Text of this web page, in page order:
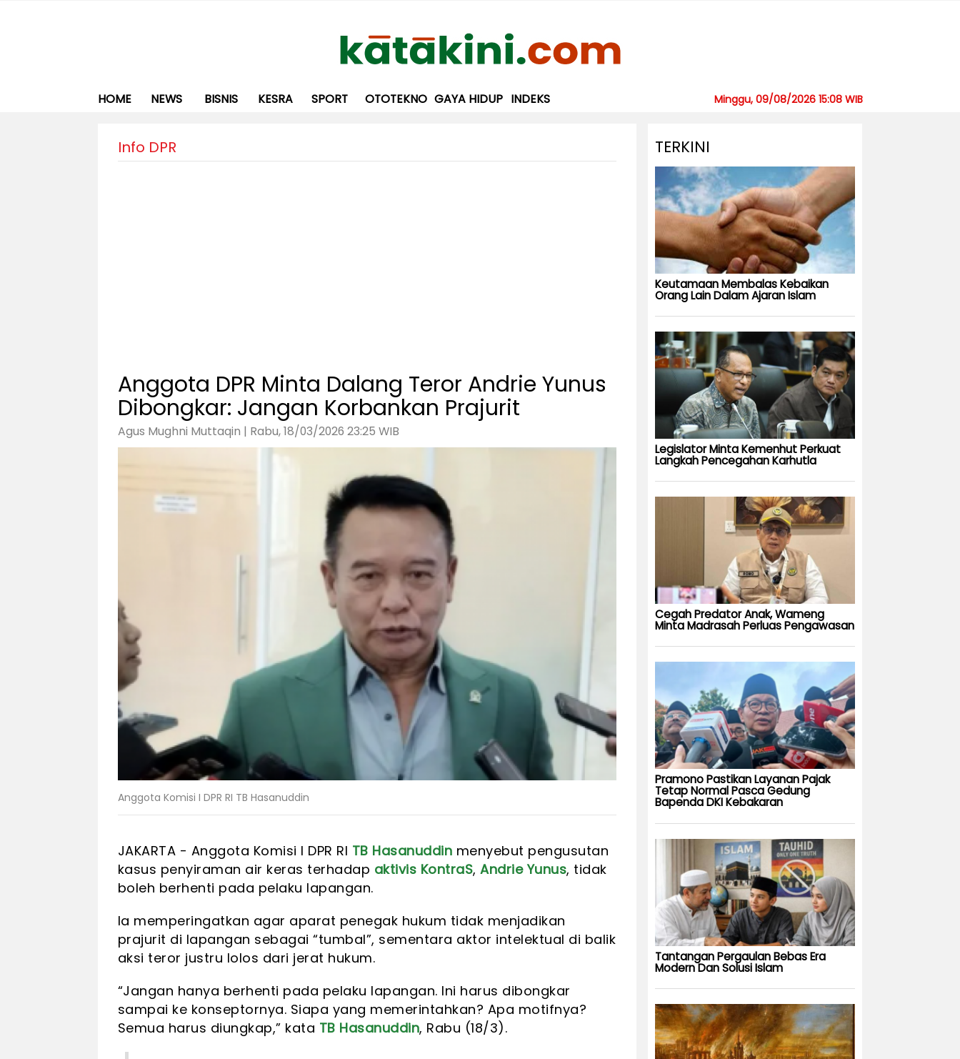
HOME NEWS BISNIS KESRA SPORT OTOTEKNO GAYA HIDUP INDEKS Minggu, 09/08/2026 15:08 WIB
Info DPR
Anggota DPR Minta Dalang Teror Andrie Yunus
Dibongkar: Jangan Korbankan Prajurit
Agus Mughni Muttaqin | Rabu, 18/03/2026 23:25 WIB
Anggota Komisi I DPR RI TB Hasanuddin
JAKARTA - Anggota Komisi I DPR RI TB Hasanuddin menyebut pengusutan
kasus penyiraman air keras terhadap aktivis KontraS, Andrie Yunus, tidak
boleh berhenti pada pelaku lapangan.
Ia memperingatkan agar aparat penegak hukum tidak menjadikan
prajurit di lapangan sebagai “tumbal”, sementara aktor intelektual di balik
aksi teror justru lolos dari jerat hukum.
“Jangan hanya berhenti pada pelaku lapangan. Ini harus dibongkar
sampai ke konseptornya. Siapa yang memerintahkan? Apa motifnya?
Semua harus diungkap,” kata TB Hasanuddin, Rabu (18/3).
TERKINI
Keutamaan Membalas Kebaikan
Orang Lain Dalam Ajaran Islam
Legislator Minta Kemenhut Perkuat
Langkah Pencegahan Karhutla
Cegah Predator Anak, Wameng
Minta Madrasah Perluas Pengawasan
Pramono Pastikan Layanan Pajak
Tetap Normal Pasca Gedung
Bapenda DKI Kebakaran
Tantangan Pergaulan Bebas Era
Modern Dan Solusi Islam